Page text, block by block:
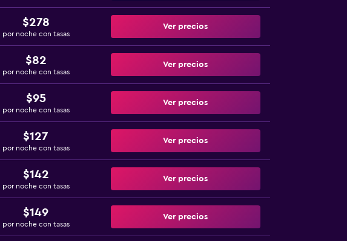
$278
por noche con tasas
Ver precios
$82
por noche con tasas
Ver precios
$95
por noche con tasas
Ver precios
$127
por noche con tasas
Ver precios
$142
por noche con tasas
Ver precios
$149
por noche con tasas
Ver precios